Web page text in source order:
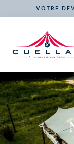
VOTRE